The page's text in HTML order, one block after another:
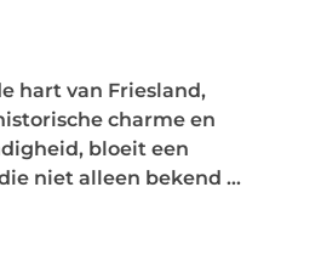
hart van Friesland,
charme en
bloeit een
niet alleen bekend ...